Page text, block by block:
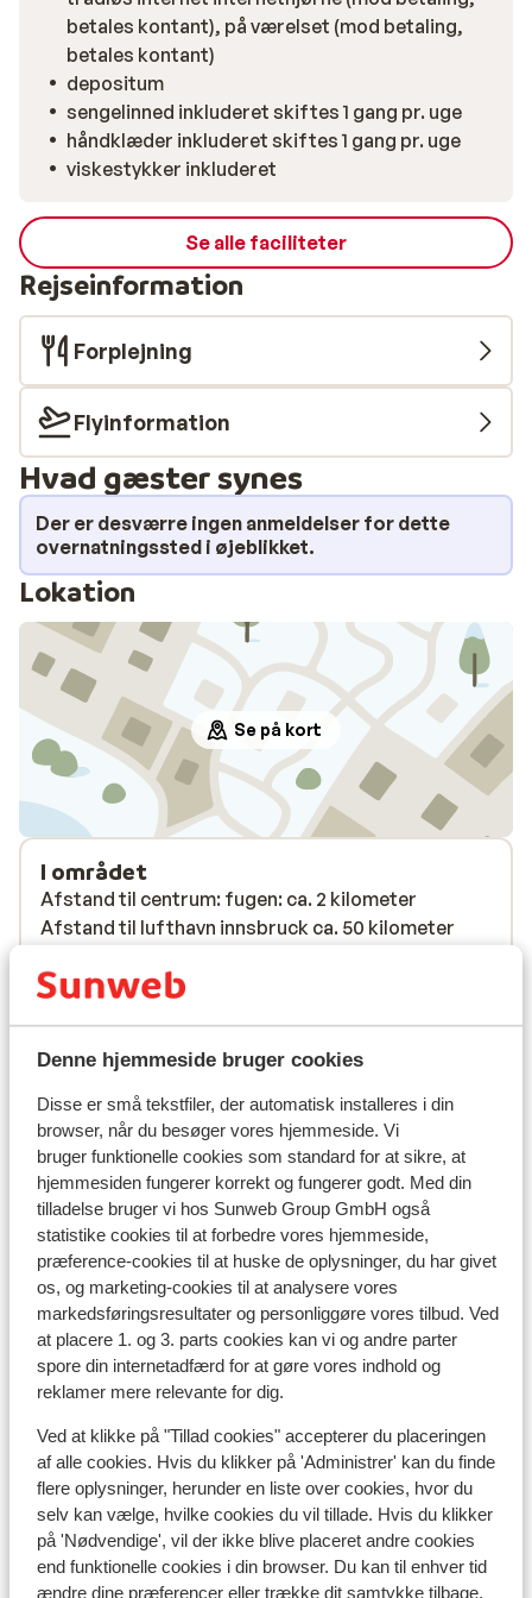
Denne hjemmeside bruger cookies
Disse er små tekstfiler, der automatisk installeres i din
browser, når du besøger vores hjemmeside. Vi
bruger funktionelle cookies som standard for at sikre, at
hjemmesiden fungerer korrekt og fungerer godt. Med din
tilladelse bruger vi hos Sunweb Group GmbH også
statistike cookies til at forbedre vores hjemmeside,
præference-cookies til at huske de oplysninger, du har givet
os, og marketing-cookies til at analysere vores
markedsføringsresultater og personliggøre vores tilbud. Ved
at placere 1. og 3. parts cookies kan vi og andre parter
spore din internetadfærd for at gøre vores indhold og
reklamer mere relevante for dig.
Ved at klikke på "Tillad cookies" accepterer du placeringen
af alle cookies. Hvis du klikker på 'Administrer' kan du finde
flere oplysninger, herunder en liste over cookies, hvor du
selv kan vælge, hvilke cookies du vil tillade. Hvis du klikker
på 'Nødvendige', vil der ikke blive placeret andre cookies
end funktionelle cookies i din browser. Du kan til enhver tid
ændre dine præferencer eller trække dit samtykke tilbage.
betales kontant), på værelset (mod betaling,
betales kontant)
depositum
sengelinned inkluderet skiftes 1 gang pr. uge
håndklæder inkluderet skiftes 1 gang pr. uge
viskestykker inkluderet
Se alle faciliteter
Rejseinformation
Forplejning
Flyinformation
Hvad gæster synes
Der er desværre ingen anmeldelser for dette
overnatningssted i øjeblikket.
Lokation
Se på kort
I området
Afstand til centrum: fugen: ca. 2 kilometer
Afstand til lufthavn innsbruck ca. 50 kilometer
Afstand til skilift spieljoch fügen: ca. 3 kilometer
kilometer
Liftkort/skileje/undervisning
Liftkort
Undervisning
Skileje
Andre overnatningssteder i
Hochzillertal
Lejlighed Höllwarth
Lejligheder Emma